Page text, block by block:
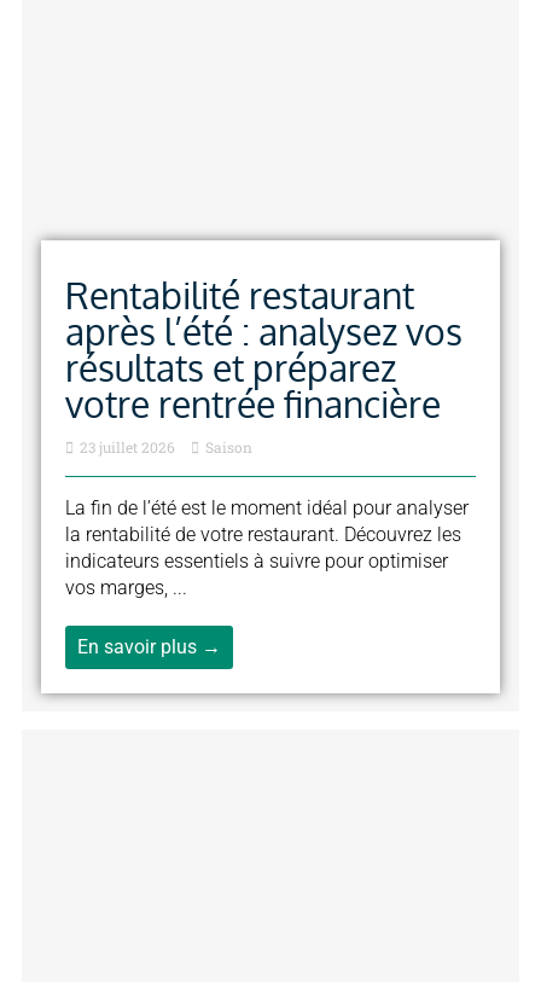
Rentabilité restaurant
après l’été : analysez vos
résultats et préparez
votre rentrée financière
23 juillet 2026 Saison
La fin de l’été est le moment idéal pour analyser
la rentabilité de votre restaurant. Découvrez les
indicateurs essentiels à suivre pour optimiser
vos marges, ...
En savoir plus →